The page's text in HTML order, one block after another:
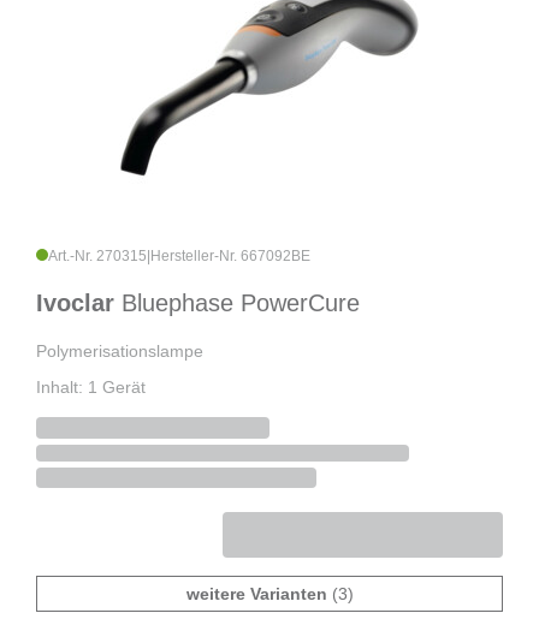
Art.-Nr. 270315 Hersteller-Nr. 667092BE
Ivoclar Bluephase PowerCure
Polymerisationslampe
Inhalt: 1 Gerät
weitere Varianten (3)